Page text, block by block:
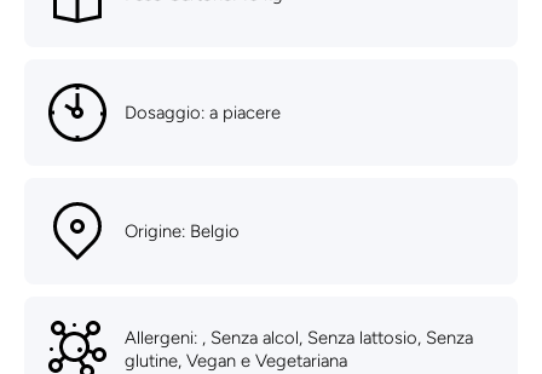
Dosaggio: a piacere
Origine: Belgio
Allergeni: , Senza alcol, Senza lattosio, Senza
glutine, Vegan e Vegetariana